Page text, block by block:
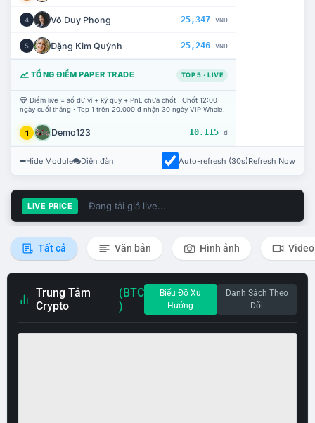
4 Võ Duy Phong 25,347 VNĐ
5 Đặng Kim Quỳnh 25,246 VNĐ
TỔNG ĐIỂM PAPER TRADE TOP 5 · LIVE
Điểm live = số dư ví + ký quỹ + PnL chưa chốt · Chốt 12:00
ngày cuối tháng · Top 1 trên 20.000 đ nhận 30 ngày VIP Whale.
1 Demo123 10.115 đ
Hide Module Diễn đàn Auto-refresh (30s)Refresh Now
LIVE PRICE Đang tải giá live...
Tất cả Văn bản Hình ảnh Video
Trung Tâm
Crypto
(BTC
)
Biểu Đồ Xu
Hướng
Danh Sách Theo
Dõi